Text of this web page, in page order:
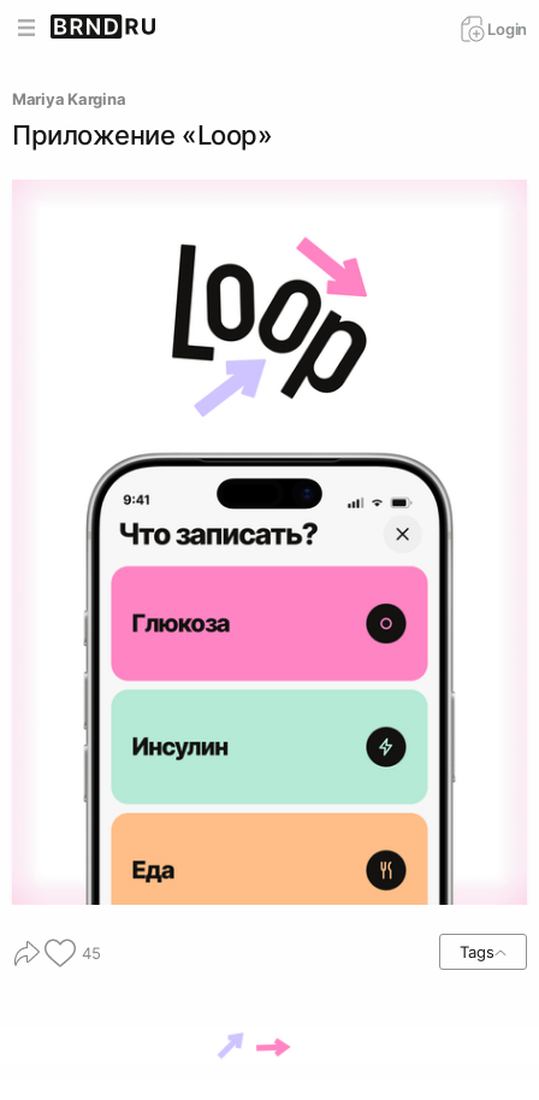
Login
Mariya Kargina
Приложение «Loop»
45 Tags